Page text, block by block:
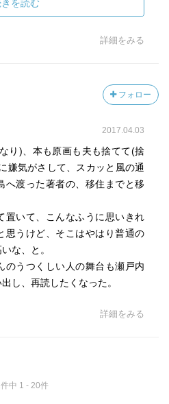
、安定した（給与の高い）仕事
事をしつつ、地方を転々として
しても対応を考えなければなら
りする中、家のメンテナンスを
ノテやひじきをとったりするだ
はないかと思う。その上本を読
りするって、いくら家族の世話
へんではないかなあ。のんび
のんびりと自然を満喫し、それ
ど、そういう生活は、貯えが相
現実もよくわかった。移住を
と思う。
を読む
詳細をみる
フォロー
2017.04.03
り)、本も原画も夫も捨てて(捨
嫌気がさして、スカッと風の通
へ渡った著者の、移住までと移
置いて、こんなふうに思いきれ
思うけど、そこはやはり普通の
な、と。
のうつくしい人の舞台も瀬戸内
し、再読したくなった。
詳細をみる
中 1 - 20件